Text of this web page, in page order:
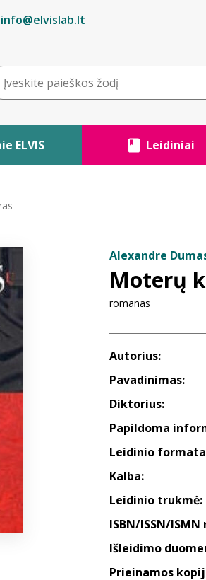
info@elvislab.lt
ELVIS Leidiniai
Alexandre
Moterų
romanas
Autorius:
Pavadinimas:
Diktorius:
Papildoma
Leidinio
Kalba:
Leidinio trukmė:
ISBN/ISSN/
Išleidimo
Prieinamos